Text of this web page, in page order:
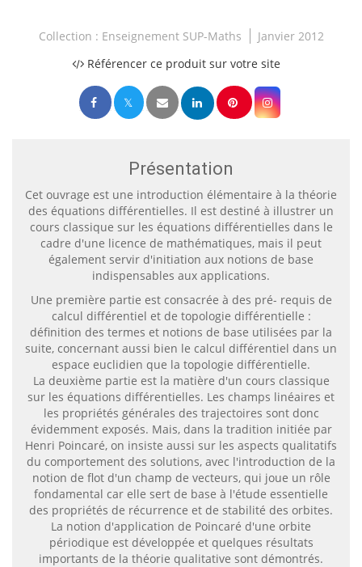
Collection : Enseignement SUP-Maths
Janvier 2012
Référencer ce produit sur votre site
Présentation
Cet ouvrage est une introduction élémentaire à la théorie
des équations différentielles. Il est destiné à illustrer un
cours classique sur les équations différentielles dans le
cadre d'une licence de mathématiques, mais il peut
également servir d'initiation aux notions de base
indispensables aux applications.
Une première partie est consacrée à des pré- requis de
calcul différentiel et de topologie différentielle :
définition des termes et notions de base utilisées par la
suite, concernant aussi bien le calcul différentiel dans un
espace euclidien que la topologie différentielle.
La deuxième partie est la matière d'un cours classique
sur les équations différentielles. Les champs linéaires et
les propriétés générales des trajectoires sont donc
évidemment exposés. Mais, dans la tradition initiée par
Henri Poincaré, on insiste aussi sur les aspects qualitatifs
du comportement des solutions, avec l'introduction de la
notion de flot d'un champ de vecteurs, qui joue un rôle
fondamental car elle sert de base à l'étude essentielle
des propriétés de récurrence et de stabilité des orbites.
La notion d'application de Poincaré d'une orbite
périodique est développée et quelques résultats
importants de la théorie qualitative sont démontrés.